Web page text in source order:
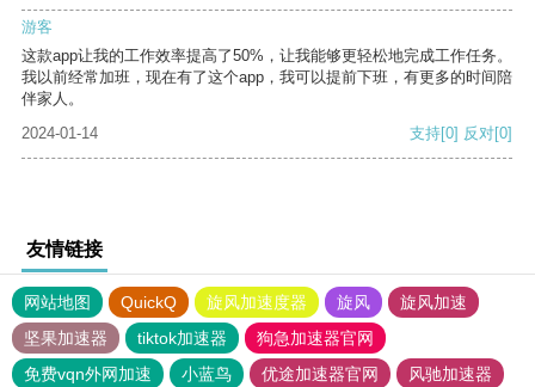
游客
这款app让我的工作效率提高了50%，让我能够更轻松地完成工作任务。
我以前经常加班，现在有了这个app，我可以提前下班，有更多的时间陪
伴家人。
2024-01-14
支持[0] 反对[0]
友情链接
网站地图 QuickQ 旋风加速度器 旋风
旋风加速
坚果加速器
tiktok加速器
狗急加速器官网
免费vqn外网加速
小蓝鸟 优途加速器官网
风驰加速器